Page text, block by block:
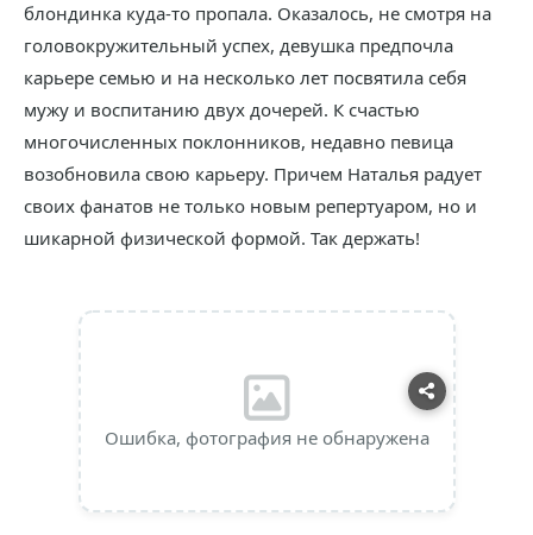
блондинка куда-то пропала. Оказалось, не смотря на
головокружительный успех, девушка предпочла
карьере семью и на несколько лет посвятила себя
мужу и воспитанию двух дочерей. К счастью
многочисленных поклонников, недавно певица
возобновила свою карьеру. Причем Наталья радует
своих фанатов не только новым репертуаром, но и
шикарной физической формой. Так держать!
Ошибка, фотография не обнаружена